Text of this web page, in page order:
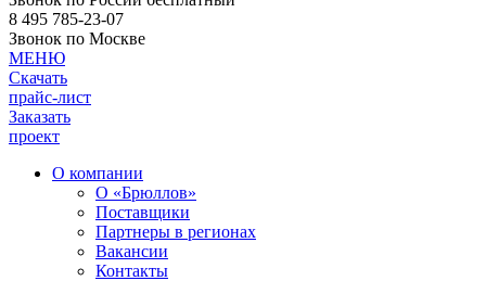
8 495 785-23-07
Звонок по Москве
МЕНЮ
Скачать
прайс-лист
Заказать
проект
О компании
О «Брюллов»
Поставщики
Партнеры в регионах
Вакансии
Контакты